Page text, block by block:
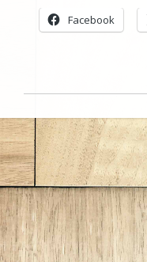
Facebook